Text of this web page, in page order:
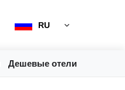
RU
Дешевые отели